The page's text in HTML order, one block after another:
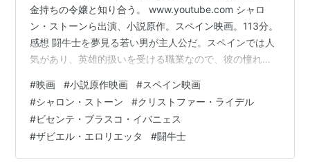
金持ちの令嬢と知り合う。 www.youtube.com シャロ
ン・ストーンら出演、小説原作。スペイン映画。113分。
感想 闘牛士を夢見る若い男が主人公だ。スペインでは人
気があり、英雄的扱いを受ける職業なので、彼の憧れは
に見えて、カッコいいかなと思わなくもない。ただ、あ
る文化圏内の独自の価値観というのは、ヤンキー文化や
オタク文化など、どんな文化でも見られるものだ。「俺
が良いと思うものをお前も良いと思え」と画一的な価値
観を押し付ける硬直化した世界よりも、多様な価値観の
#映画 #小説原作映画 #スペイン映画
#シャロン・ストーン #クリストファー・ライデル
#ビセンテ・ブラスコ・イバニェス
#ザビエル・エロリエッタ #闘牛士